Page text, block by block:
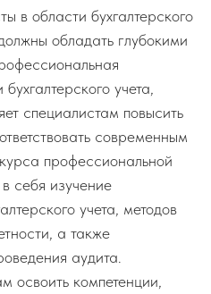
в области бухгалтерского
обладать глубокими
учета,
специалистам повысить
современным
профессиональной
себя изучение
учета, методов
а также
аудита.
освоить компетенции,